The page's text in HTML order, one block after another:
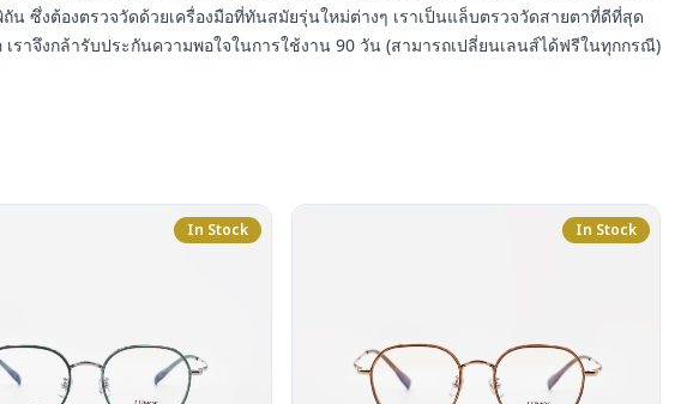
น ซึ่งต้องตรวจวัดด้วยเครื่องมือที่ทันสมัยรุ่นใหม่ต่างๆ เราเป็นแล็บตรวจวัดสายตาที่ดีที่สุด
เราจึงกล้ารับประกันความพอใจในการใช้งาน 90 วัน (สามารถเปลี่ยนเลนส์ได้ฟรีในทุกกรณี)
In Stock In Stock